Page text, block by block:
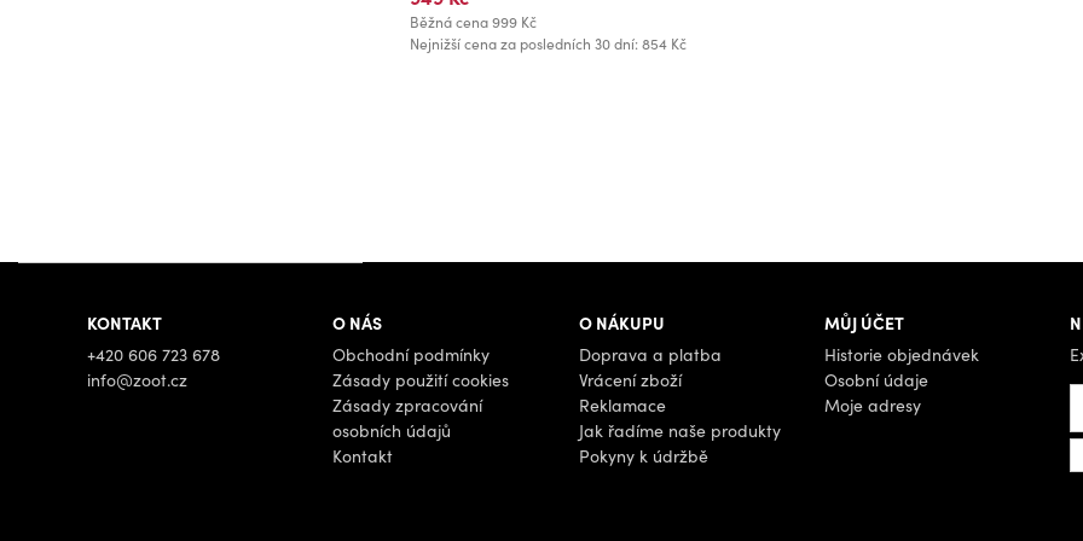
Běžná cena 999 Kč
Nejnižší cena za posledních 30 dní: 854 Kč
KONTAKT
+420 606 723 678
info@zoot.cz
O NÁS
Obchodní podmínky
Zásady použití cookies
Zásady zpracování
osobních údajů
Kontakt
O NÁKUPU
Doprava a platba
Vrácení zboží
Reklamace
Jak řadíme naše produkty
Pokyny k údržbě
MŮJ ÚČET
Historie objednávek
Osobní údaje
Moje adresy